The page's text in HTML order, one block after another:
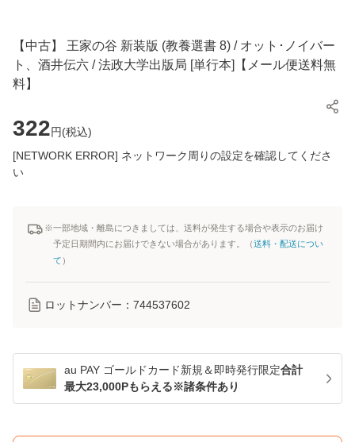
【中古】 王家の谷 新装版 (教養選書 8) / オット･ノイバー
ト、酒井伝六 / 法政大学出版局 [単行本]【メール便送料無
料】
322円(税込)
[NETWORK ERROR] ネットワーク周りの設定を確認してくださ
い
※一部地域・離島につきましては、送料が発生する場合や表示のお届け
予定日期間内にお届けできない場合があります。（送料・配送につい
て ）
ロットナンバー： 744537602
au PAY ゴールドカード新規＆即時発行限定合計
最大23,000Pもらえる※諸条件あり